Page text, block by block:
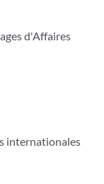
d'Affaires
internationales